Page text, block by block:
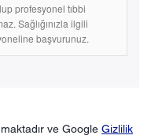
profesyonel tıbbi
Sağlığınızla ilgili
başvurunuz.
ve Google Gizlilik